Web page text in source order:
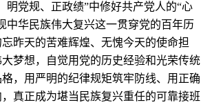
明党规、正政绩”中修好共产党人的“心
中华民族伟大复兴这一贯穿党的百年历
昨天的苦难辉煌、无愧今天的使命担
梦想，自觉用党的历史经验和光荣传统
，用严明的纪律规矩筑牢防线、用正确
真正成为堪当民族复兴重任的可靠接班